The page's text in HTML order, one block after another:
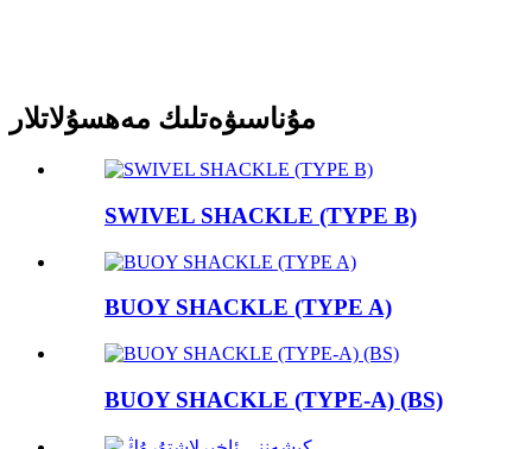
مۇناسىۋەتلىك مەھسۇلاتلار
SWIVEL SHACKLE (TYPE B)
BUOY SHACKLE (TYPE A)
BUOY SHACKLE (TYPE-A) (BS)